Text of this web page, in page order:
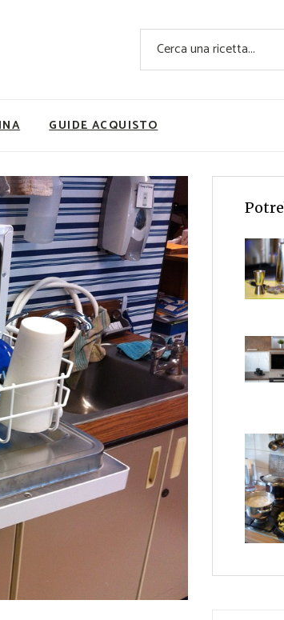
Cerca
GUIDE ACQUISTO
Ricette Facili e Veloci
Ricette Primi Piatti
Ricette Dolci
Ricette Carne
Ricette Secondi
Ricette Pizze e Rustici
Ricette Contorni
Ricette Piatti unici
Ricette Pesce
Video Ricette
Ricette per Ingrediente
Utility
Super Alimenti
Ricette Vegetariane
Rumors